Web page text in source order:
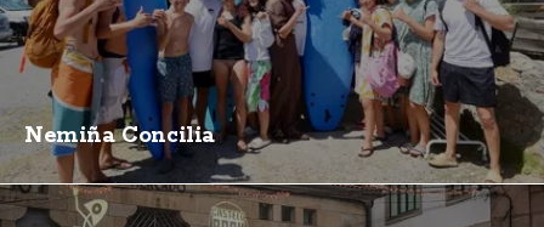
Nemiña Concilia